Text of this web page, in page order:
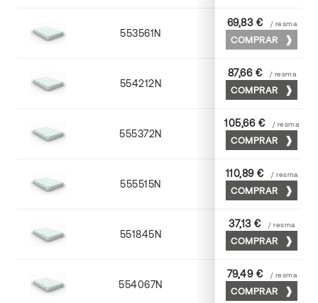
553561N 63 x 88
69,83 € / resma
COMPRAR
554212N 72 x 102
87,66 € / resma
COMPRAR
555372N 70 x 100
105,66 € / resma
COMPRAR
555515N 72 x 102
110,89 € / resma
COMPRAR
551845N 45 x 64
37,13 € / resma
COMPRAR
554067N 65 x 90
79,49 € / resma
COMPRAR